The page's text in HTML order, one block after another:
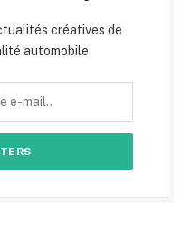
créatives de
automobile